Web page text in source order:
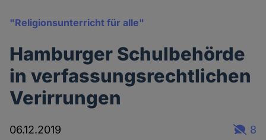
"Religionsunterricht für alle"
Hamburger Schulbehörde
in verfassungsrechtlichen
Verirrungen
06.12.2019 8